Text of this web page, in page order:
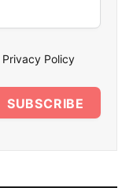
Privacy Policy
SUBSCRIBE